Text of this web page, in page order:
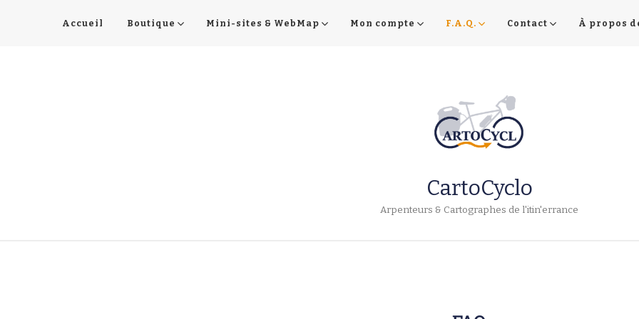
Accueil Boutique Mini-sites & WebMap Mon compte F.A.Q. Contact À propos
CartoCyclo
Arpenteurs & Cartographes de l'itin'errance